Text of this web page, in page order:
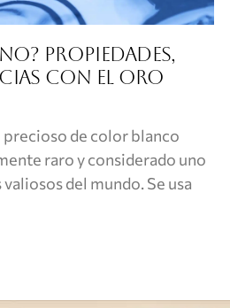
Propiedades,
con el oro
de color blanco
raro y considerado uno
del mundo. Se usa